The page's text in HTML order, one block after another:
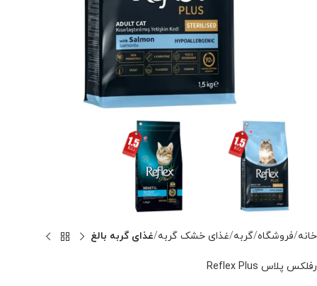
خانه فروشگاه گربه غذای خشک گربه غذای گربه بالغ
رفلکس پلاس Reflex Plus